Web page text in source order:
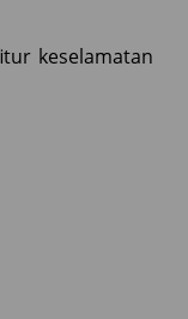
keselamatan